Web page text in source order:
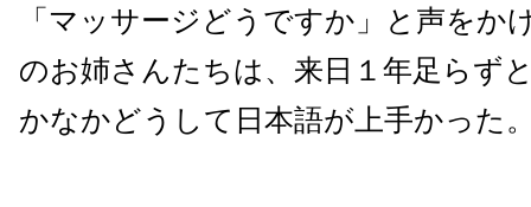
「マッサージどうですか」と声をか
のお姉さんたちは、来日１年足らず
かなかどうして日本語が上手かった